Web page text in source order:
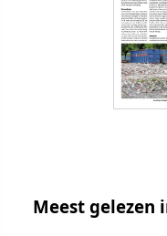
Meest gelezen